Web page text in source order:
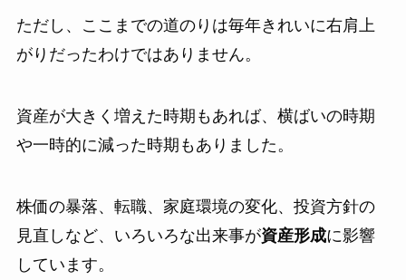
ただし、ここまでの道のりは毎年きれいに右肩上
がりだったわけではありません。
資産が大きく増えた時期もあれば、横ばいの時期
や一時的に減った時期もありました。
株価の暴落、転職、家庭環境の変化、投資方針の
見直しなど、いろいろな出来事が資産形成に影響
しています。